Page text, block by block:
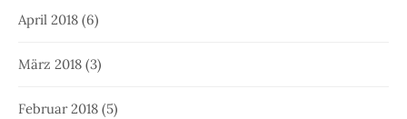
April 2018 (6)
März 2018 (3)
Februar 2018 (5)